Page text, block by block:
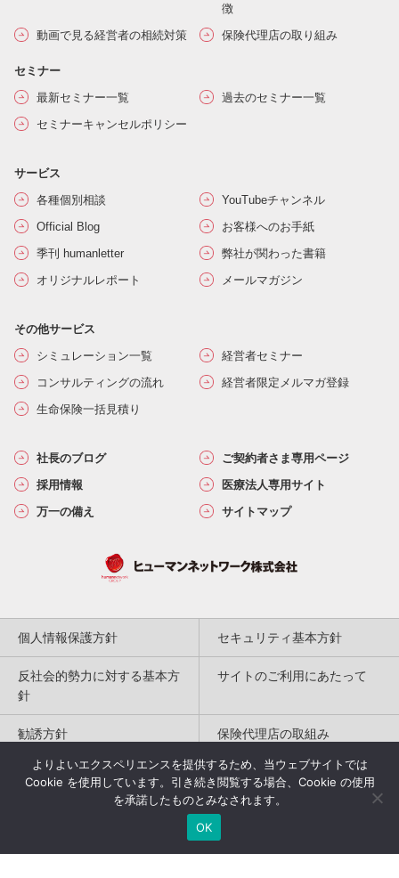
徴
動画で見る経営者の相続対策
保険代理店の取り組み
セミナー
最新セミナー一覧
過去のセミナー一覧
セミナーキャンセルポリシー
サービス
各種個別相談
YouTubeチャンネル
Official Blog
お客様へのお手紙
季刊 humanletter
弊社が関わった書籍
オリジナルレポート
メールマガジン
その他サービス
シミュレーション一覧
経営者セミナー
コンサルティングの流れ
経営者限定メルマガ登録
生命保険一括見積り
社長のブログ
ご契約者さま専用ページ
採用情報
医療法人専用サイト
万一の備え
サイトマップ
個人情報保護方針 セキュリティ基本方針
反社会的勢力に対する基本方
針
サイトのご利用にあたって
勧誘方針 保険代理店の取組み
特定商取引法に基づく表記
Copyright(c) 2004-2026
Humannetwork Inc. All rights reserved.
よりよいエクスペリエンスを提供するため、当ウェブサイトでは
Cookie を使用しています。引き続き閲覧する場合、Cookie の使用
を承諾したものとみなされます。
OK